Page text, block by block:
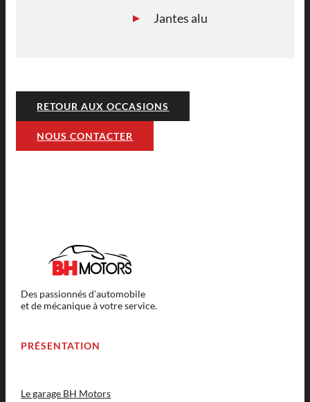
Jantes alu
RETOUR AUX OCCASIONS
NOUS CONTACTER
Des passionnés d’automobile
et de mécanique à votre service.
PRÉSENTATION
Le garage BH Motors